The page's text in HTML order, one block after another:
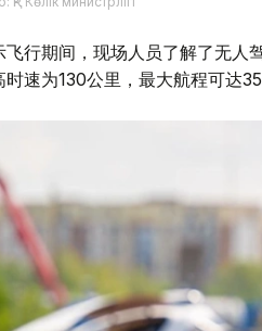
飞行期间，现场人员了解了无人
时速为130公里，最大航程可达35